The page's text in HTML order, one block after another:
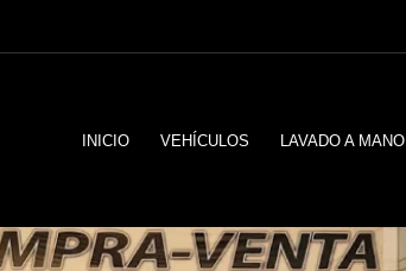
INICIO VEHÍCULOS LAVADO A MANO